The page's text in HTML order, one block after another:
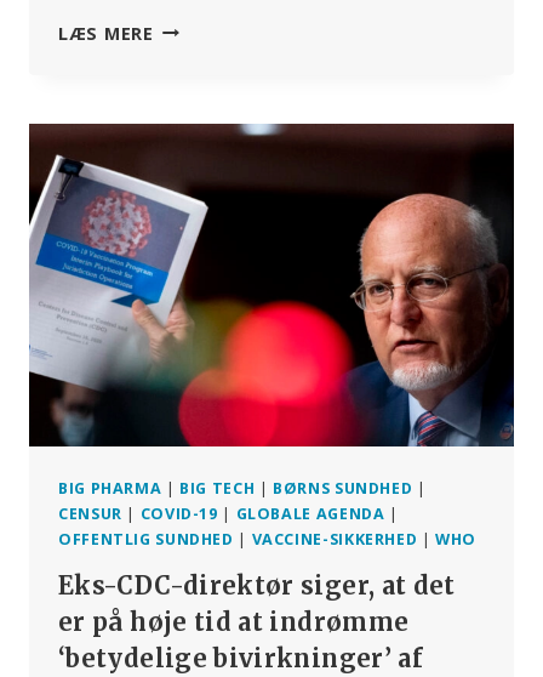
LÆS MERE “TRAKTATEN
PANDEMITRAKTAT
I
DET
MINDSTE
FOR
NU
BIG PHARMA | BIG TECH | BØRNS SUNDHED |
CENSUR | COVID-19 | GLOBALE AGENDA |
OFFENTLIG SUNDHED | VACCINE-SIKKERHED |WHO
Eks-CDC-direktør siger, at det
er på høje tid at indrømme
‘betydelige bivirkninger’ af